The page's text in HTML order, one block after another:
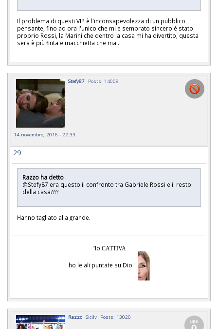
Il problema di questi VIP è l'inconsapevolezza di un pubblico
pensante, fino ad ora l'unico che mi è sembrato sincero è stato
proprio Rossi, la Marini che dentro la casa mi ha divertito, questa
sera è più finta e macchietta che mai.
Stefy87 Posts: 14009
14 novembre, 2016 - 22:33
29
Razzo ha detto
@Stefy87 era questo il confronto tra Gabriele Rossi e il resto
della casa????
Hanno tagliato alla grande.
"Io CATTIVA
ho le ali puntate su Dio"
Razzo Sicily Posts: 13020